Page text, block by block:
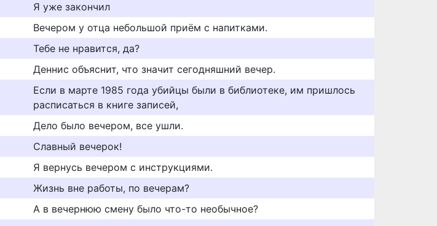
Я уже закончил
Вечером у отца небольшой приём с напитками.
Тебе не нравится, да?
Деннис объяснит, что значит сегодняшний вечер.
Если в марте 1985 года убийцы были в библиотеке, им пришлось
расписаться в книге записей,
Дело было вечером, все ушли.
Славный вечерок!
Я вернусь вечером с инструкциями.
Жизнь вне работы, по вечерам?
А в вечернюю смену было что-то необычное?